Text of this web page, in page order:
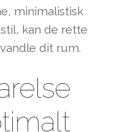
minimalistisk
kan de rette
dit rum.